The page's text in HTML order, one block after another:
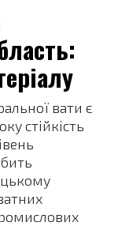
вати є
стійкість